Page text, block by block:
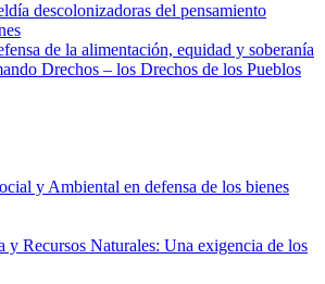
descolonizadoras del pensamiento
de la alimentación, equidad y soberanía
Drechos – los Drechos de los Pueblos
y Ambiental en defensa de los bienes
y Recursos Naturales: Una exigencia de los